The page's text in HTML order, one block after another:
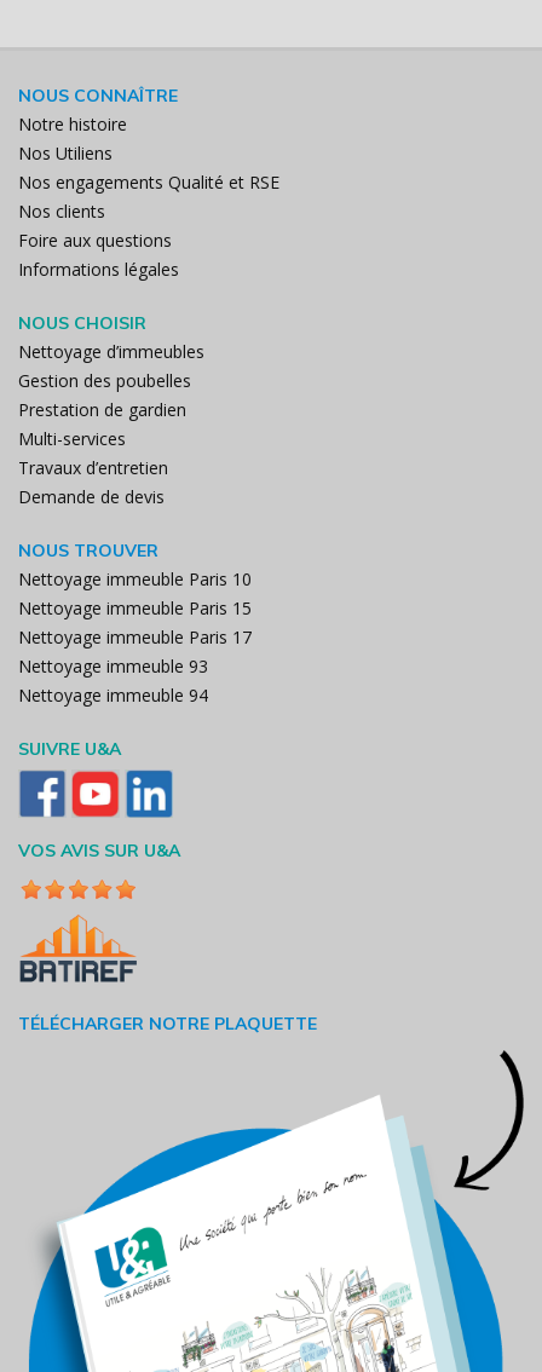
NOUS CONNAÎTRE
Notre histoire
Nos Utiliens
Nos engagements Qualité et RSE
Nos clients
Foire aux questions
Informations légales
NOUS CHOISIR
Nettoyage d’immeubles
Gestion des poubelles
Prestation de gardien
Multi-services
Travaux d’entretien
Demande de devis
NOUS TROUVER
Nettoyage immeuble Paris 10
Nettoyage immeuble Paris 15
Nettoyage immeuble Paris 17
Nettoyage immeuble 93
Nettoyage immeuble 94
SUIVRE U&A
VOS AVIS SUR U&A
TÉLÉCHARGER NOTRE PLAQUETTE